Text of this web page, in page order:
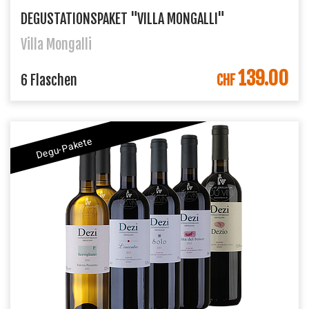
DEGUSTATIONSPAKET "VILLA MONGALLI"
Villa Mongalli
IN DEN WARENKORB
6 Flaschen CHF139.00
Degu-Pakete